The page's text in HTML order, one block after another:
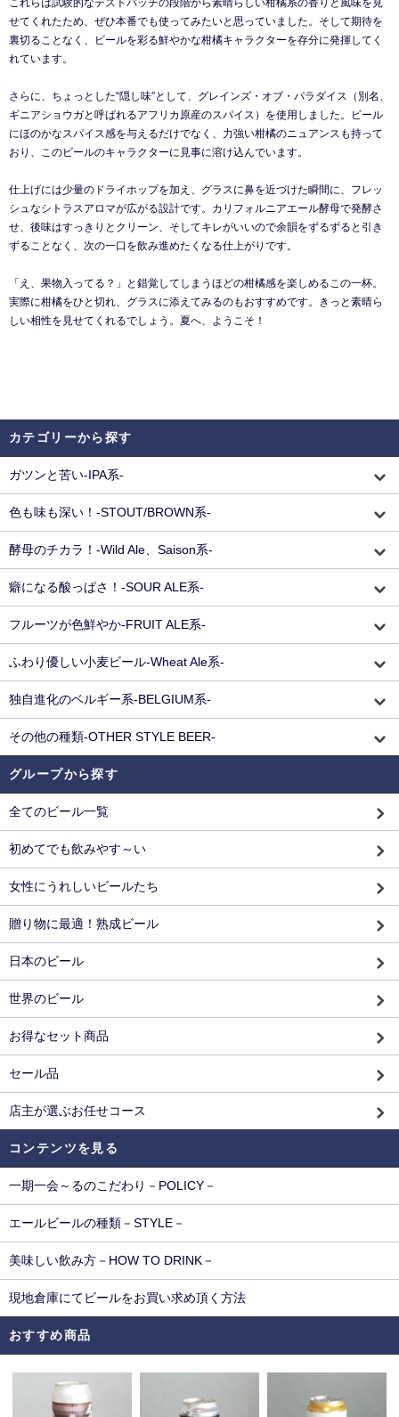
これらは試験的なテストバッチの段階から素晴らしい柑橘系の香りと風味を見
せてくれたため、ぜひ本番でも使ってみたいと思っていました。そして期待を
裏切ることなく、ビールを彩る鮮やかな柑橘キャラクターを存分に発揮してく
れています。
さらに、ちょっとした“隠し味”として、グレインズ・オブ・パラダイス（別名、
ギニアショウガと呼ばれるアフリカ原産のスパイス）を使用しました。ビール
にほのかなスパイス感を与えるだけでなく、力強い柑橘のニュアンスも持って
おり、このビールのキャラクターに見事に溶け込んでいます。
仕上げには少量のドライホップを加え、グラスに鼻を近づけた瞬間に、フレッ
シュなシトラスアロマが広がる設計です。カリフォルニアエール酵母で発酵さ
せ、後味はすっきりとクリーン、そしてキレがいいので余韻をずるずると引き
ずることなく、次の一口を飲み進めたくなる仕上がりです。
「え、果物入ってる？」と錯覚してしまうほどの柑橘感を楽しめるこの一杯。
実際に柑橘をひと切れ、グラスに添えてみるのもおすすめです。きっと素晴ら
しい相性を見せてくれるでしょう。夏へ、ようこそ！
カテゴリーから探す
ガツンと苦い-IPA系-
色も味も深い！-STOUT/BROWN系-
酵母のチカラ！-Wild Ale、Saison系-
癖になる酸っぱさ！-SOUR ALE系-
フルーツが色鮮やか-FRUIT ALE系-
ふわり優しい小麦ビール-Wheat Ale系-
独自進化のベルギー系-BELGIUM系-
その他の種類-OTHER STYLE BEER-
グループから探す
全てのビール一覧
初めてでも飲みやす～い
女性にうれしいビールたち
贈り物に最適！熟成ビール
日本のビール
世界のビール
お得なセット商品
セール品
店主が選ぶお任せコース
コンテンツを見る
一期一会～るのこだわり－POLICY－
エールビールの種類－STYLE－
美味しい飲み方－HOW TO DRINK－
現地倉庫にてビールをお買い求め頂く方法
おすすめ商品